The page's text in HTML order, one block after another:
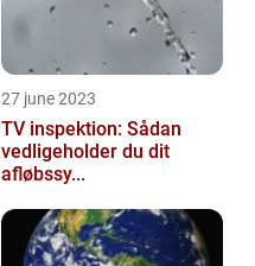
27 june 2023
TV inspektion: Sådan
vedligeholder du dit
afløbssy...